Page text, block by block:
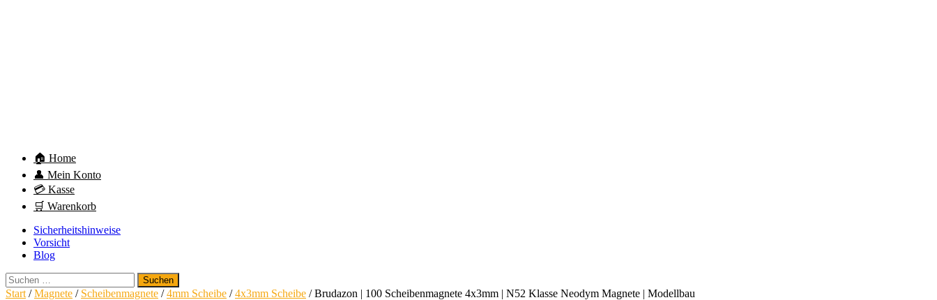
🏠 Home
👤 Mein Konto
💳 Kasse
🛒 Warenkorb
Sicherheitshinweise
Vorsicht
Blog
Suchen
nach:
Start /Magnete / Scheibenmagnete /4mm Scheibe /4x3mm Scheibe / Brudazon | 100 Scheibenmagnete 4x3mm | N52 Klasse Neodym Magnete | Modellbau